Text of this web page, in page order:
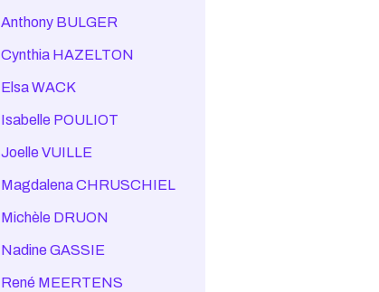
Anthony BULGER
Cynthia HAZELTON
Elsa WACK
Isabelle POULIOT
Joelle VUILLE
Magdalena CHRUSCHIEL
Michèle DRUON
Nadine GASSIE
René MEERTENS